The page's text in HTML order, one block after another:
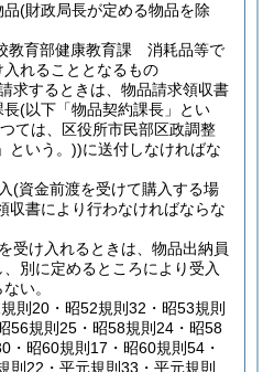
品(財政局長が定める物品を除
教育部健康教育課 消耗品等で
れることとなるもの
求するときは、物品請求領収書
長(以下「物品契約課長」とい
ては、区役所市民部区政調整
という。))に送付しなければな
(資金前渡を受けて購入する場
収書により行わなければならな
受け入れるときは、物品出納員
別に定めるところにより受入
い。
則20・昭52規則32・昭53規則
56規則25・昭58規則24・昭58
・昭60規則17・昭60規則54・
則22・平元規則33・平元規則